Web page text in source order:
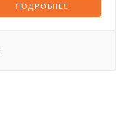
ПОДРОБНЕЕ